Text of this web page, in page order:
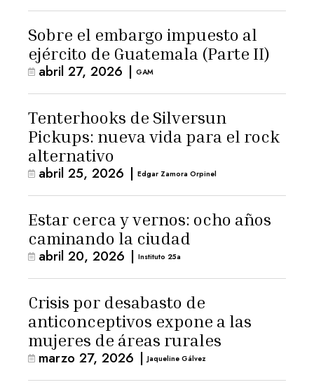
Sobre el embargo impuesto al
ejército de Guatemala (Parte II)
abril 27, 2026 | GAM
Tenterhooks de Silversun
Pickups: nueva vida para el rock
alternativo
abril 25, 2026 | Edgar Zamora Orpinel
Estar cerca y vernos: ocho años
caminando la ciudad
abril 20, 2026 | Instituto 25a
Crisis por desabasto de
anticonceptivos expone a las
mujeres de áreas rurales
marzo 27, 2026 | Jaqueline Gálvez